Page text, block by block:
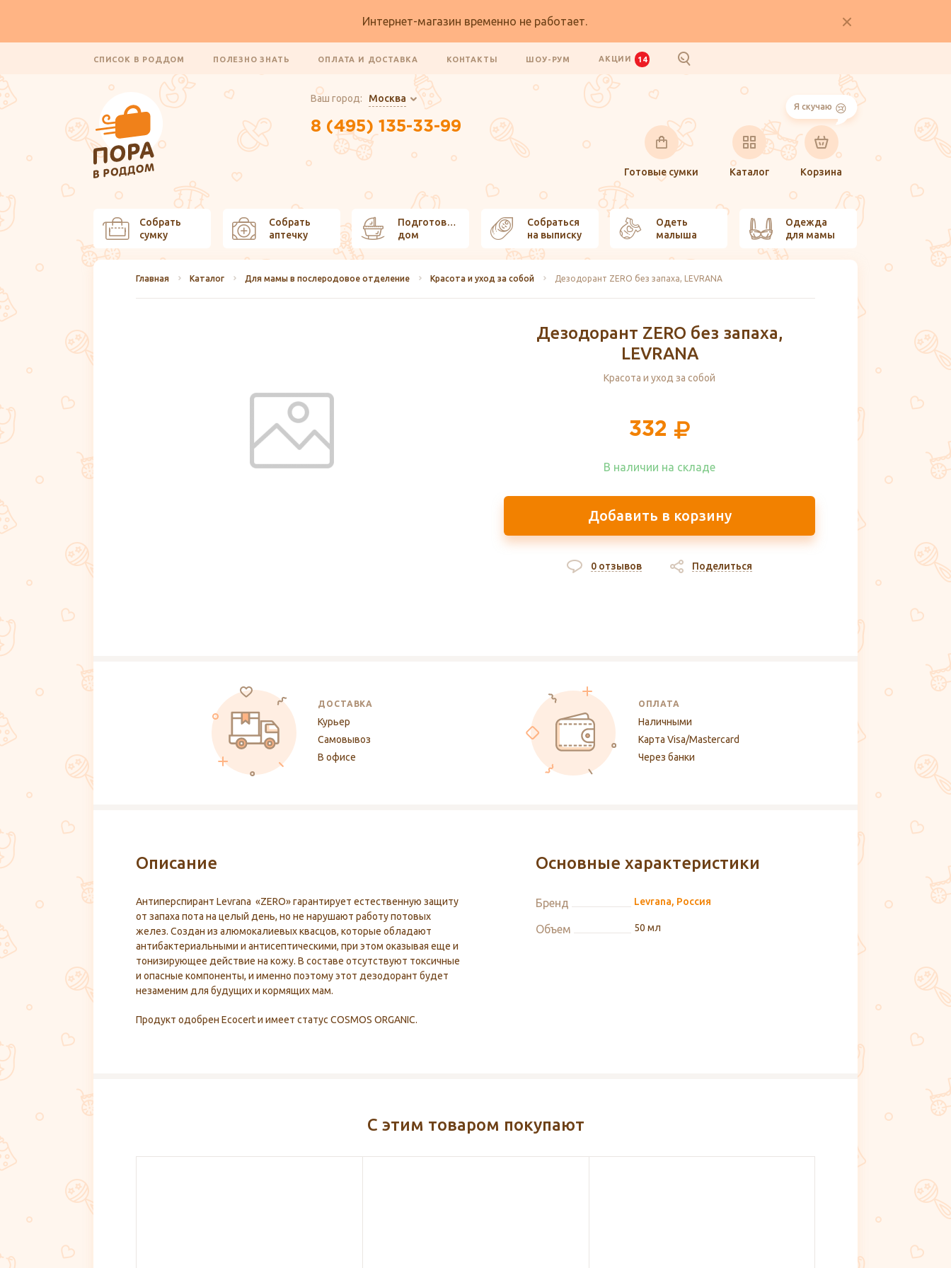
Интернет-магазин временно не работает.
СПИСОК В РОДДОМ ПОЛЕЗНО ЗНАТЬ ОПЛАТА И ДОСТАВКА КОНТАКТЫ ШОУ-РУМ АКЦИИ 14
Ваш город: Москва
8 (495) 135-33-99
Готовые сумки Каталог
Я скучаю
Корзина
Собрать
сумку
Собрать
аптечку
Подготовить
дом
Собраться
на выписку
Одеть
малыша
Одежда
для мамы
Главная Каталог Для мамы в послеродовое отделение Красота и уход за собой Дезодорант ZERO без запаха, LEVRANA
Дезодорант ZERO без запаха,
LEVRANA
Красота и уход за собой
332
В наличии на складе​
Добавить в корзину
0 отзывов Поделиться
ДОСТАВКА
Курьер
Самовывоз
В офисе
ОПЛАТА
Наличными
Карта Visa/Mastercard
Через банки
Описание
Антиперспирант Levrana «ZERO» гарантирует естественную защиту
от запаха пота на целый день, но не нарушают работу потовых
желез. Создан из алюмокалиевых квасцов, которые обладают
антибактериальными и антисептическими, при этом оказывая еще и
тонизирующее действие на кожу. В составе отсутствуют токсичные
и опасные компоненты, и именно поэтому этот дезодорант будет
незаменим для будущих и кормящих мам.
Продукт одобрен Ecocert и имеет статус COSMOS ORGANIC.
Основные характеристики
Бренд Levrana, Россия
Объем 50 мл
С этим товаром покупают